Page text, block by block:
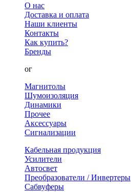
О нас
Доставка и оплата
Наши клиенты
Контакты
Как купить?
Бренды
Каталог
Магнитолы
Шумоизоляция
Динамики
Прочее
Аксессуары
Сигнализации
Кабельная продукция
Усилители
Автосвет
Преобразователи / Инвертеры
Сабвуферы